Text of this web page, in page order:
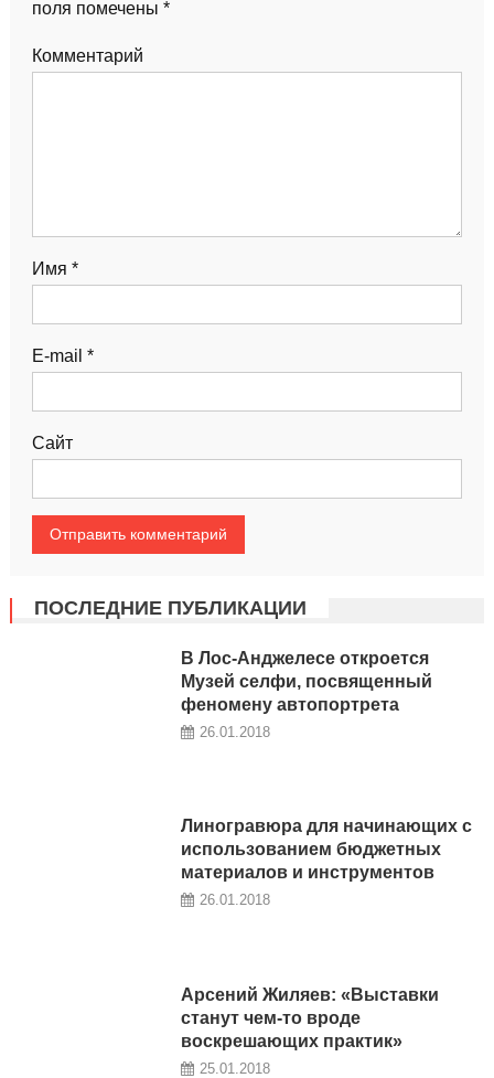
поля помечены *
Комментарий
Имя *
E-mail *
Сайт
ПОСЛЕДНИЕ ПУБЛИКАЦИИ
В Лос-Анджелесе откроется
Музей селфи, посвященный
феномену автопортрета
26.01.2018
Линогравюра для начинающих с
использованием бюджетных
материалов и инструментов
26.01.2018
Арсений Жиляев: «Выставки
станут чем-то вроде
воскрешающих практик»
25.01.2018